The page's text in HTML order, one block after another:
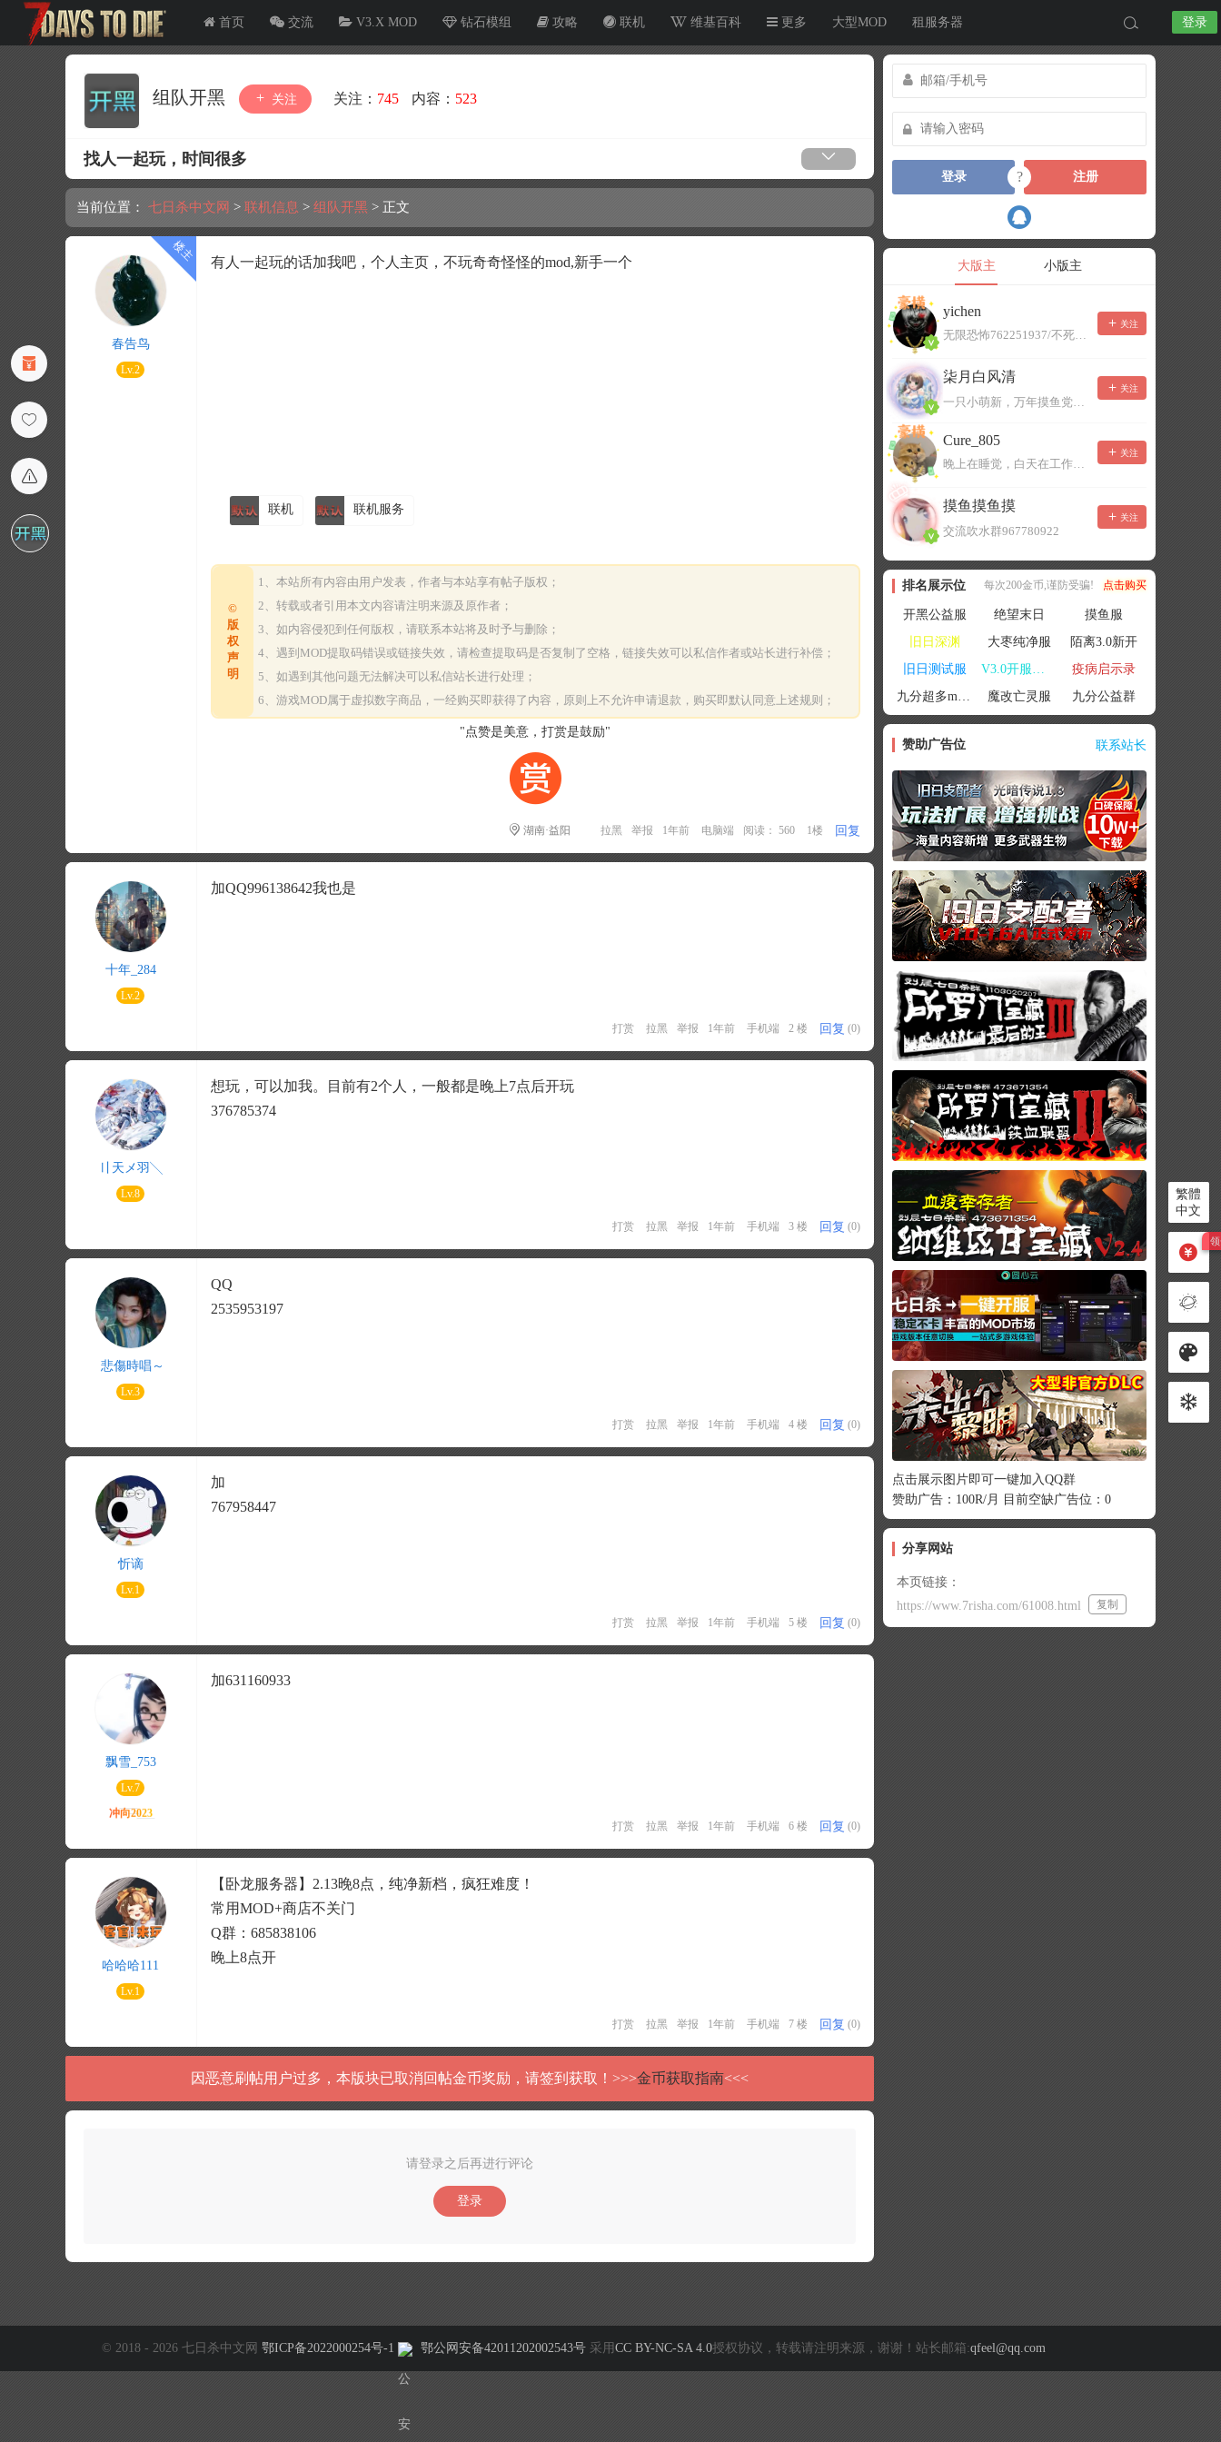
首页 交流 V3.X MOD 钻石模组 攻略 联机 维基百科 更多 大型MOD 租服务器 登录
组队开黑 关注 关注： 745 内容： 523
找人一起玩，时间很多
当前位置： 七日杀中文网 > 联机信息 > 组队开黑 > 正文
春告鸟
Lv.2
有人一起玩的话加我吧，个人主页，不玩奇奇怪怪的mod,新手一个
联机 联机服务
©
版
权
声
明
1、本站所有内容由用户发表，作者与本站享有帖子版权；
2、转载或者引用本文内容请注明来源及原作者；
3、如内容侵犯到任何版权，请联系本站将及时予与删除；
4、遇到MOD提取码错误或链接失效，请检查提取码是否复制了空格，链接失效可以私信作者或站长进行补偿；
5、如遇到其他问题无法解决可以私信站长进行处理；
6、游戏MOD属于虚拟数字商品，一经购买即获得了内容，原则上不允许申请退款，购买即默认同意上述规则；
"点赞是美意，打赏是鼓励"
湖南·益阳 拉黑 举报 1年前 电脑端 阅读： 560 1楼 回复
十年_284
Lv.2
加QQ996138642我也是
打赏 拉黑 举报 1年前 手机端 2 楼 回复 (0)
〢天メ羽╲
Lv.8
想玩，可以加我。目前有2个人，一般都是晚上7点后开玩
376785374
打赏 拉黑 举报 1年前 手机端 3 楼 回复 (0)
悲傷時唱～
Lv.3
QQ
2535953197
打赏 拉黑 举报 1年前 手机端 4 楼 回复 (0)
忻谪
Lv.1
加
767958447
打赏 拉黑 举报 1年前 手机端 5 楼 回复 (0)
飘雪_753
Lv.7
加631160933
打赏 拉黑 举报 1年前 手机端 6 楼 回复 (0)
哈哈哈111
Lv.1
【卧龙服务器】2.13晚8点，纯净新档，疯狂难度！
常用MOD+商店不关门
Q群：685838106
晚上8点开
打赏 拉黑 举报 1年前 手机端 7 楼 回复 (0)
因恶意刷帖用户过多，本版块已取消回帖金币奖励，请签到获取！>>>金币获取指南<<<
请登录之后再进行评论
登录
登录 ? 注册
大版主 小版主
yichen
无限恐怖762251937/不死者末日1080207504
关注
柒月白风清
一只小萌新，万年摸鱼党！已经脱坑了。。。
关注
Cure_805
晚上在睡觉，白天在工作，不一定能及时回复，有事可以留言！
关注
摸鱼摸鱼摸
交流吹水群967780922
关注
排名展示位 每次200金币,谨防受骗! 点击购买
开黑公益服 绝望末日
摸鱼服
旧日深渊
大枣纯净服
陌离3.0新开
旧日测试服
V3.0开服联机
疫病启示录
九分超多mod群
魔改亡灵服 九分公益群
赞助广告位 联系站长
点击展示图片即可一键加入QQ群
赞助广告：100R/月 目前空缺广告位：0
分享网站
本页链接：
https://www.7risha.com/61008.html
复制
繁體
中文
© 2018 - 2026 七日杀中文网 鄂ICP备2022000254号-1 鄂公网安备42011202002543号 采用 CC BY-NC-SA 4.0授权协议，转载请注明来源，谢谢！站长邮箱:qfeel@qq.com